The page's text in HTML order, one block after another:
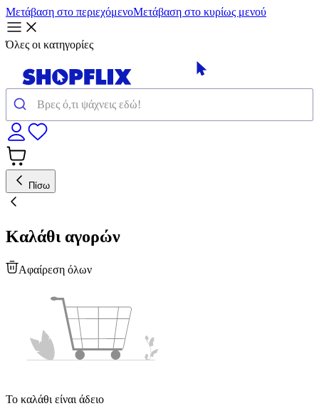
Μετάβαση στο περιεχόμενοΜετάβαση στο κυρίως μενού
Όλες οι κατηγορίες
Πίσω
Καλάθι αγορών
Αφαίρεση όλων
Το καλάθι είναι άδειο